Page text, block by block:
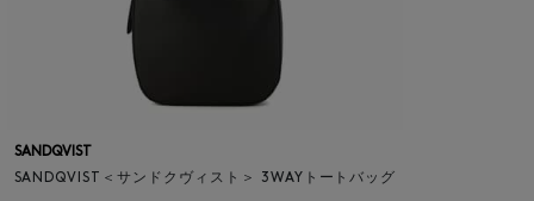
SANDQVIST
SANDQVIST＜サンドクヴィスト＞ 3WAYトートバッグ